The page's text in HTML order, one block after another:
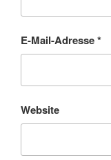
E-Mail-Adresse*
Website